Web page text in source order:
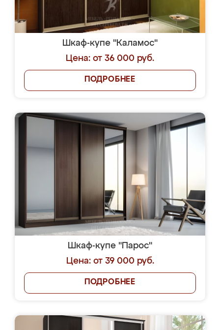
Шкаф-купе "Каламос"
Цена: от 36 000 руб.
ПОДРОБНЕЕ
Шкаф-купе "Парос"
Цена: от 39 000 руб.
ПОДРОБНЕЕ